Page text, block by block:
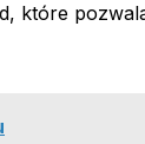
które